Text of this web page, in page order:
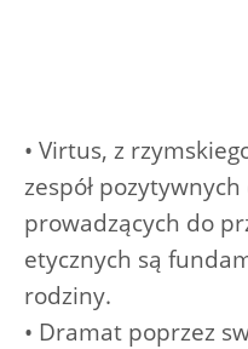
• Virtus, z
zespół
prowadzących do
etycznych są
rodziny.
• Dramat poprzez